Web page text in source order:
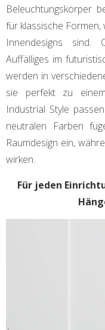
Beleuchtungskörper
für klassische
Innendesigns sind.
Auffälliges im
werden in
sie perfekt zu
Industrial Style
neutralen Farben
Raumdesign ein,
wirken.
Für jeden